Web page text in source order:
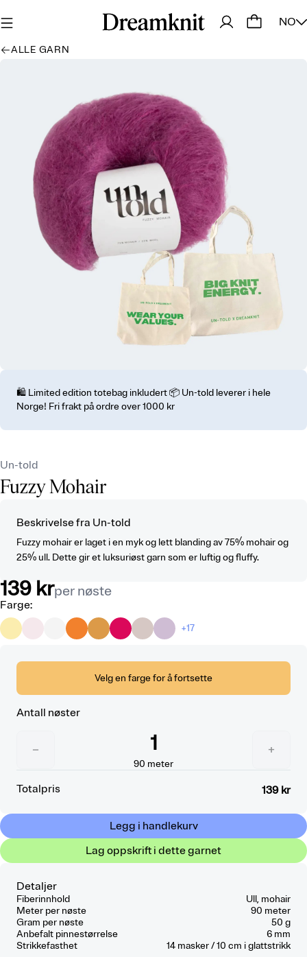
NO
ALLE GARN
🛍️ Limited edition totebag inkludert 📦 Un-told leverer i hele
Norge! Fri frakt på ordre over 1000 kr
Un-told
Fuzzy Mohair
Beskrivelse fra Un-told
Fuzzy mohair er laget i en myk og lett blanding av 75% mohair og
25% ull. Dette gir et luksuriøst garn som er luftig og fluffy.
139 krper nøste
Farge:
+17
Velg en farge for å fortsette
Antall nøster
− 1
90 meter
+
Totalpris 139 kr
Legg i handlekurv
Lag oppskrift i dette garnet
Detaljer
Fiberinnhold
Ull, mohair
Meter per nøste
90 meter
Gram per nøste
50 g
Anbefalt pinnestørrelse
6 mm
Strikkefasthet
14 masker / 10 cm i glattstrikk